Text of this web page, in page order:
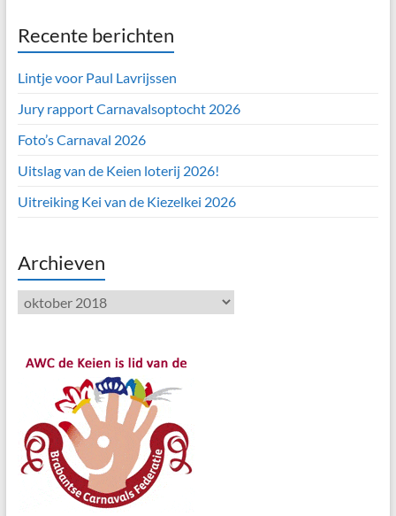
Recente berichten
Lintje voor Paul Lavrijssen
Jury rapport Carnavalsoptocht 2026
Foto’s Carnaval 2026
Uitslag van de Keien loterij 2026!
Uitreiking Kei van de Kiezelkei 2026
Archieven
Archieven